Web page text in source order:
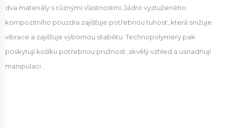
dva materiály s různými vlastnostmi.Jádro vyztuženého
kompozitního pouzdra zajišťuje potřebnou tuhost, která snižuje
vibrace a zajišťuje výbornou stabilitu. Technopolymery pak
poskytují košíku potřebnou pružnost ,skvělý vzhled a usnadňují
manipulaci..